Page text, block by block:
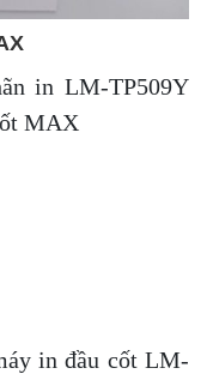
in LM-TP509Y
MAX
in đầu cốt LM-